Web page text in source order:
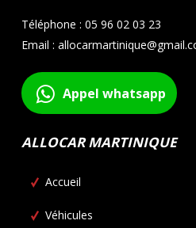
Téléphone : 05 96 02 03 23
Email :
Appel whatsapp
ALLOCAR MARTINIQUE
Accueil
Véhicules